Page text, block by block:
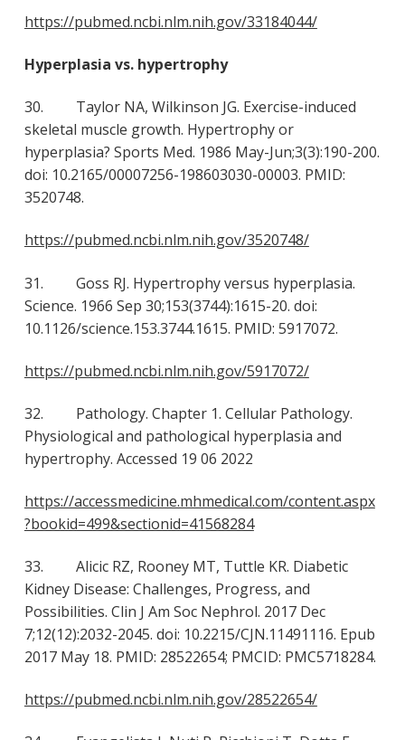
https://pubmed.ncbi.nlm.nih.gov/33184044/
Hyperplasia vs. hypertrophy
30. Taylor NA, Wilkinson JG. Exercise-induced
skeletal muscle growth. Hypertrophy or
hyperplasia? Sports Med. 1986 May-Jun;3(3):190-200.
doi: 10.2165/00007256-198603030-00003. PMID:
3520748.
https://pubmed.ncbi.nlm.nih.gov/3520748/
31. Goss RJ. Hypertrophy versus hyperplasia.
Science. 1966 Sep 30;153(3744):1615-20. doi:
10.1126/science.153.3744.1615. PMID: 5917072.
https://pubmed.ncbi.nlm.nih.gov/5917072/
32. Pathology. Chapter 1. Cellular Pathology.
Physiological and pathological hyperplasia and
hypertrophy. Accessed 19 06 2022
https://accessmedicine.mhmedical.com/content.aspx
?bookid=499&sectionid=41568284
33. Alicic RZ, Rooney MT, Tuttle KR. Diabetic
Kidney Disease: Challenges, Progress, and
Possibilities. Clin J Am Soc Nephrol. 2017 Dec
7;12(12):2032-2045. doi: 10.2215/CJN.11491116. Epub
2017 May 18. PMID: 28522654; PMCID: PMC5718284.
https://pubmed.ncbi.nlm.nih.gov/28522654/